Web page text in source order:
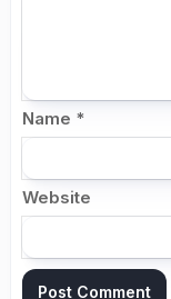
Name *
Website